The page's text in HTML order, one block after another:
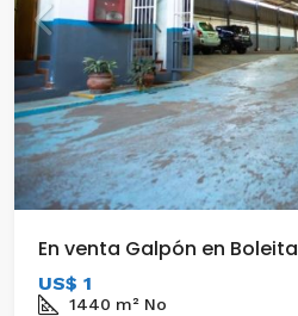
En venta Galpón en Boleita
US$ 1
1440 m² No